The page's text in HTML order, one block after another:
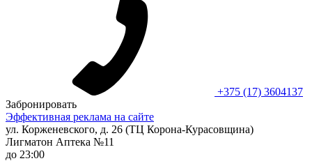
+375 (17) 3604137
Забронировать
Эффективная реклама на сайте
ул. Корженевского, д. 26 (ТЦ Корона-Курасовщина)
Лигматон Аптека №11
до 23:00